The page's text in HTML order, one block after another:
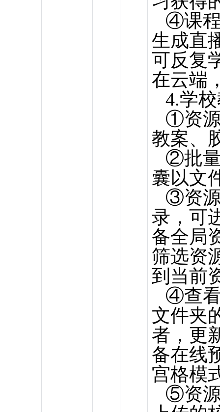
④课
生成直
可反复
在云端
4.学
①资
教案、
②批
囊以文
③资
录，可
备全局
筛选资
到当前
④查
文件夹
者，更
备在线
宫格模
⑤资